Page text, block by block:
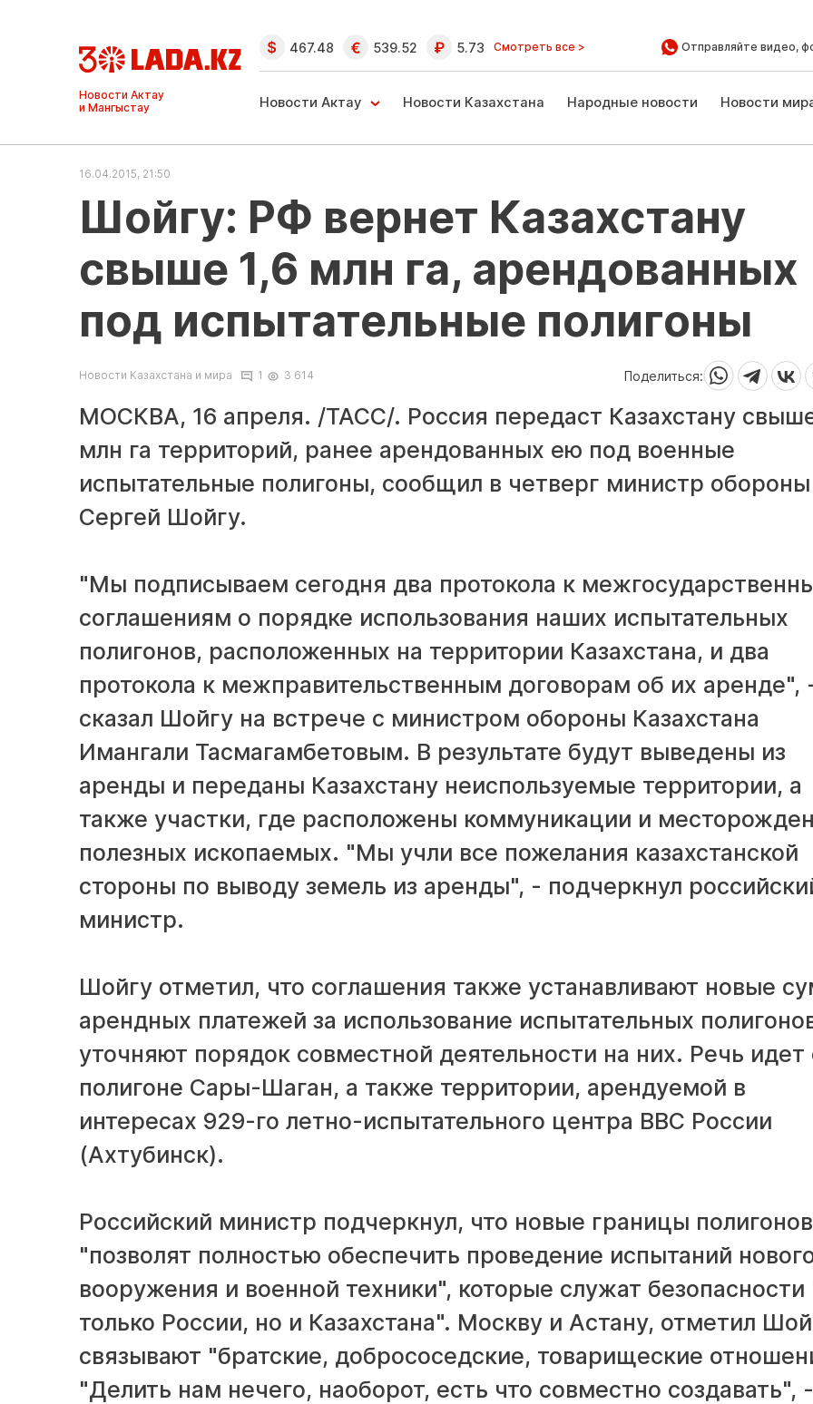
Ақтау және
Манғыстау
жаңалықтары
467.48 539.52 5.73 Смотреть все > Отправляйте видео,
Новости Актау Новости Казахстана Народные новости Новости
16.04.2015, 21:50
Шойгу: РФ вернет Казахстану
свыше 1,6 млн га, арендованных
под испытательные полигоны
Новости Казахстана и мира 1 3 614 Поделиться:
МОСКВА, 16 апреля. /ТАСС/. Россия передаст Казахстану
млн га территорий, ранее арендованных ею под военные
испытательные полигоны, сообщил в четверг министр
Сергей Шойгу.
"Мы подписываем сегодня два протокола к
соглашениям о порядке использования наших испытательных
полигонов, расположенных на территории Казахстана, и два
протокола к межправительственным договорам об их аренде",
сказал Шойгу на встрече с министром обороны Казахстана
Имангали Тасмагамбетовым. В результате будут выведены из
аренды и переданы Казахстану неиспользуемые территории, а
также участки, где расположены коммуникации и
полезных ископаемых. "Мы учли все пожелания казахстанской
стороны по выводу земель из аренды", - подчеркнул
министр.
Шойгу отметил, что соглашения также устанавливают новые
арендных платежей за использование испытательных
уточняют порядок совместной деятельности на них. Речь идет
полигоне Сары-Шаган, а также территории, арендуемой в
интересах 929-го летно-испытательного центра ВВС России
(Ахтубинск).
Российский министр подчеркнул, что новые границы полигонов
"позволят полностью обеспечить проведение испытаний
вооружения и военной техники", которые служат безопасности
только России, но и Казахстана". Москву и Астану, отметил
связывают "братские, добрососедские, товарищеские
"Делить нам нечего, наоборот, есть что совместно создавать", -